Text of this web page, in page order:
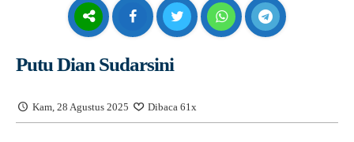
Putu Dian Sudarsini
Kam, 28 Agustus 2025 Dibaca 61x